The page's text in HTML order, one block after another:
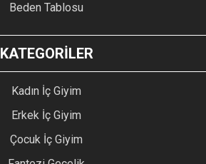
Beden Tablosu
KATEGORİLER
Kadın İç Giyim
Erkek İç Giyim
Çocuk İç Giyim